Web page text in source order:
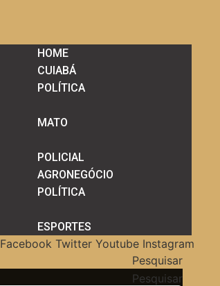
HOME
CUIABÁ
POLÍTICA
MATO
POLICIAL
AGRONEGÓCIO
POLÍTICA
ESPORTES
Facebook Twitter Youtube Instagram
Pesquisar
Pesquisar